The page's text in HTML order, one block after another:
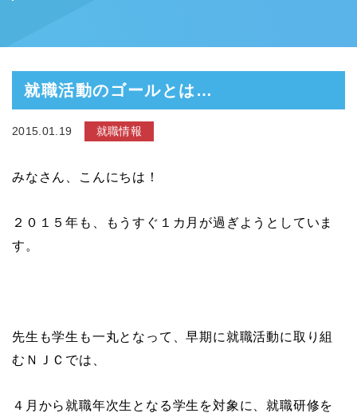
就職活動のゴールとは…
2015.01.19 就職情報
みなさん、こんにちは！
２０１５年も、もうすぐ１カ月が過ぎようとしていま
す。
先生も学生も一丸となって、早期に就職活動に取り組
むＮＪＣでは、
４月から就職年次生となる学生を対象に、就職研修を